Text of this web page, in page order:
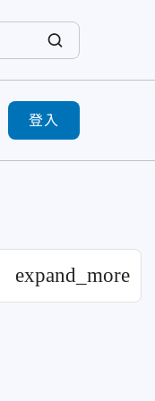
登入
expand_more